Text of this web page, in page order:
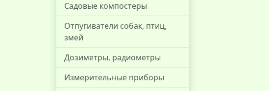
Садовые компостеры
Отпугиватели собак, птиц,
змей
Дозиметры, радиометры
Измерительные приборы